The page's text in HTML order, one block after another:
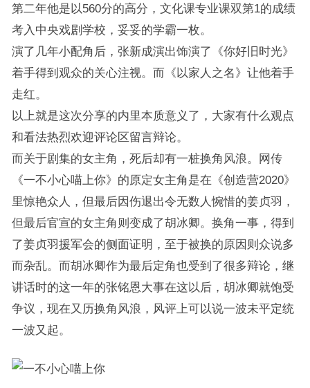
第二年他是以560分的高分，文化课专业课双第1的成绩
考入中央戏剧学校，妥妥的学霸一枚。
演了几年小配角后，张新成演出饰演了《你好旧时光》
着手得到观众的关心注视。而《以家人之名》让他着手
走红。
以上就是这次分享的内里本质意义了，大家有什么观点
和看法热烈欢迎评论区留言辩论。
而关于剧集的女主角，死后却有一桩换角风浪。网传
《一不小心喵上你》的原定女主角是在《创造营2020》
里惊艳众人，但最后因伤退出令无数人惋惜的姜贞羽，
但最后官宣的女主角则变成了胡冰卿。换角一事，得到
了姜贞羽援军会的侧面证明，至于被换的原因则众说多
而杂乱。而胡冰卿作为最后定角也受到了很多辩论，继
讲话时的这一年的张铭恩大事在这以后，胡冰卿就饱受
争议，现在又历换角风浪，风评上可以说一波未平定统
一波又起。